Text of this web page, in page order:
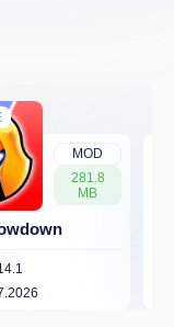
MOD
281.8
MB